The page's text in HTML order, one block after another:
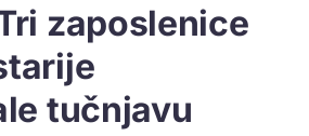
zaposlenice
tučnjavu